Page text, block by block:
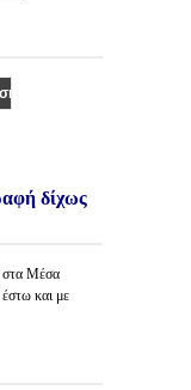
δίχως
Μέσα
και με